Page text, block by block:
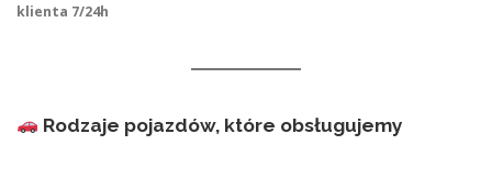
klienta 7/24h
Rodzaje pojazdów, które obsługujemy